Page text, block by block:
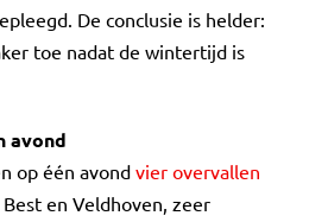
De conclusie is helder:
toe nadat de wintertijd is
avond
op één avond vier overvallen
en Veldhoven, zeer